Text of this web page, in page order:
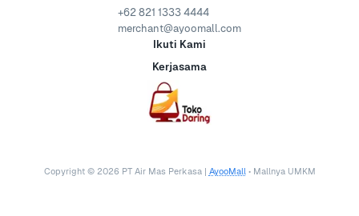
+62 821 1333 4444
merchant@ayoomall.com
Ikuti Kami
Kerjasama
Copyright © 2026 PT Air Mas Perkasa | AyooMall • Mallnya UMKM